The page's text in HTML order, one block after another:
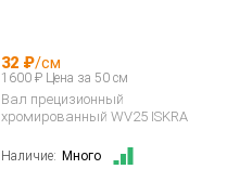
32 ₽/см
1600 ₽ Цена за 50 см
Вал прецизионный
хромированный WV25 ISKRA
Наличие: Много